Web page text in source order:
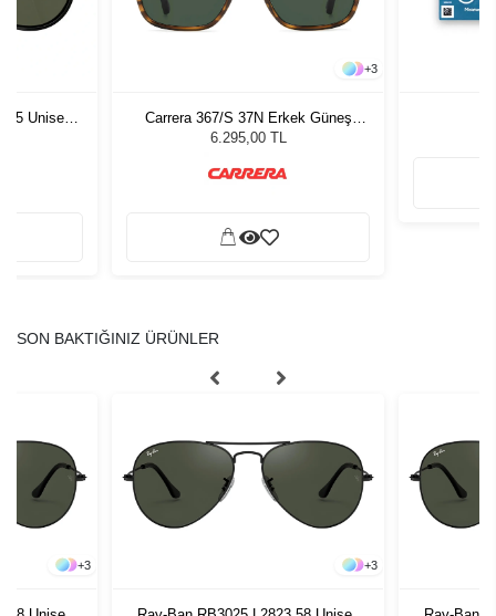
55 Unisex
+3
Carrera 367/S 37N Erkek Güneş
Gözlüğü
6.295,00 TL
SON BAKTIĞINIZ ÜRÜNLER
+3 +3